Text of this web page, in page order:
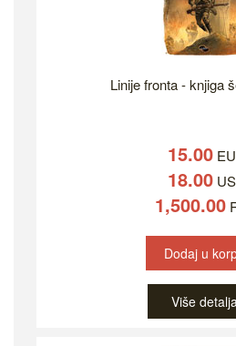
Linije fronta - knjiga
15.00
18.00
1,500.00
Dodaj u
Više